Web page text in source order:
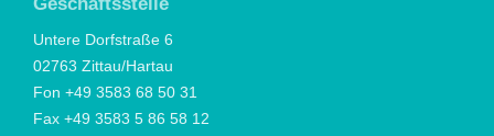
Untere Dorfstraße 6
02763 Zittau/Hartau
Fon +49 3583 68 50 31
Fax +49 3583 5 86 58 12